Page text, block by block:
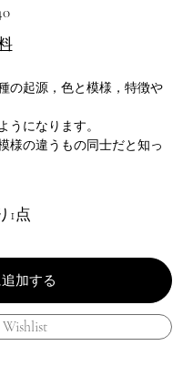
の起源，色と模様，特徴や
うになります。
様の違うもの同士だと知っ
1点
加する